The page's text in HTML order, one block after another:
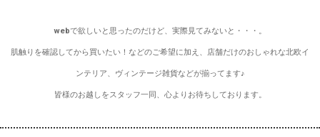
webで欲しいと思ったのだけど、実際見てみないと・・・。
肌触りを確認してから買いたい！などのご希望に加え、店舗だけのおしゃれな北欧イ
ンテリア、ヴィンテージ雑貨などが揃ってます♪
皆様のお越しをスタッフ一同、心よりお待ちしております。